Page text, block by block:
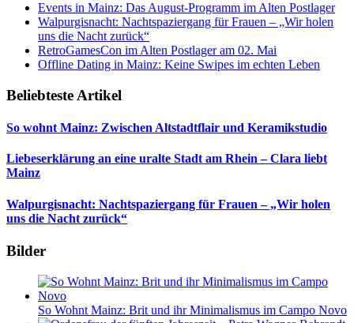
Events in Mainz: Das August-Programm im Alten Postlager
Walpurgisnacht: Nachtspaziergang für Frauen – „Wir holen
uns die Nacht zurück“
RetroGamesCon im Alten Postlager am 02. Mai
Offline Dating in Mainz: Keine Swipes im echten Leben
Beliebteste Artikel
So wohnt Mainz: Zwischen Altstadtflair und Keramikstudio
Liebeserklärung an eine uralte Stadt am Rhein – Clara liebt
Mainz
Walpurgisnacht: Nachtspaziergang für Frauen – „Wir holen
uns die Nacht zurück“
Bilder
So Wohnt Mainz: Brit und ihr Minimalismus im Campo Novo